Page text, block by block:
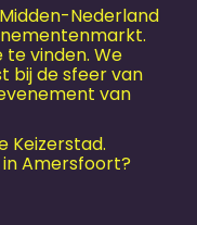
Nederland
vinden. We
bij de sfeer van
van
Keizerstad.
in Amersfoort?